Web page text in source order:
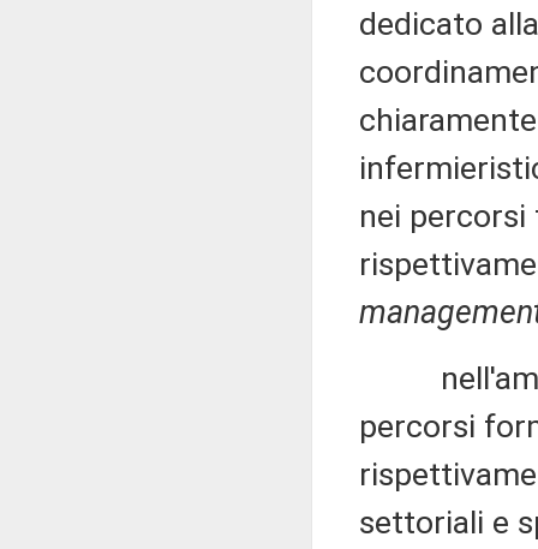
dedicato
nei
percorsi
settoriali e